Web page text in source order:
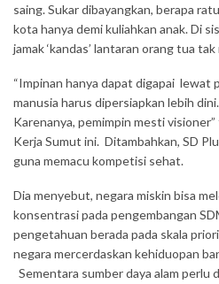
saing. Sukar dibayangkan, berapa
kota hanya demi kuliahkan anak. Di
jamak ‘kandas’ lantaran orang tua tak
“Impinan hanya dapat digapai lewat
manusia harus dipersiapkan lebih
Karenanya, pemimpin mesti
Kerja Sumut ini. Ditambahkan, SD
guna memacu kompetisi sehat.
Dia menyebut, negara miskin bisa
konsentrasi pada pengembangan
pengetahuan berada pada skala
negara mercerdaskan kehiduopan
Sementara sumber daya alam perlu